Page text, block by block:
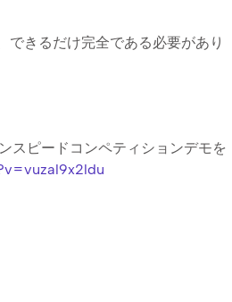
きるだけ完全である必要があり
スピードコンペティションデモを